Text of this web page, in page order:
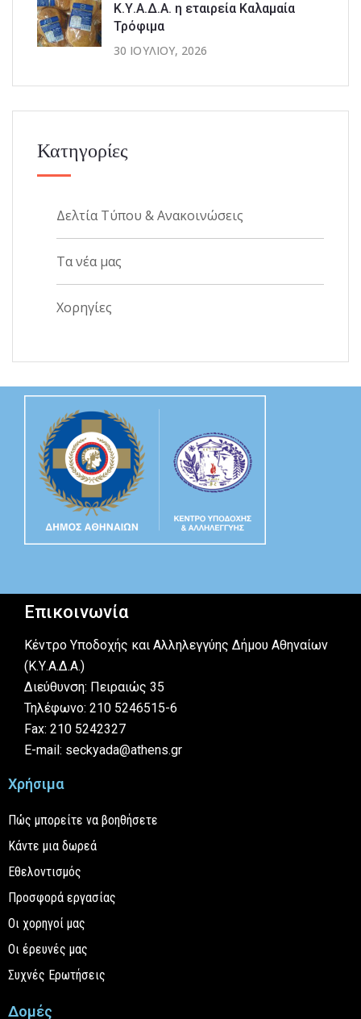
Κ.Υ.Α.Δ.Α. η εταιρεία Καλαμαία
Τρόφιμα
30 ΙΟΥΛΊΟΥ, 2026
Κατηγορίες
Δελτία Τύπου & Ανακοινώσεις
Τα νέα μας
Χορηγίες
Επικοινωνία
Κέντρο Υποδοχής και Αλληλεγγύης Δήμου Αθηναίων
(Κ.Υ.Α.Δ.Α.)
Διεύθυνση: Πειραιώς 35
Τηλέφωνο: 210 5246515-6
Fax: 210 5242327
E-mail: seckyada@athens.gr
Χρήσιμα
Πώς μπορείτε να βοηθήσετε
Κάντε μια δωρεά
Εθελοντισμός
Προσφορά εργασίας
Οι χορηγοί μας
Οι έρευνές μας
Συχνές Ερωτήσεις
Δομές